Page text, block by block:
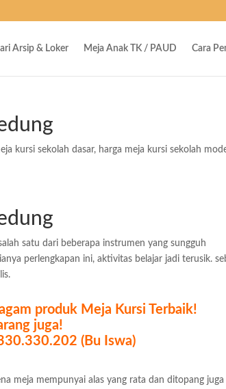
Arsip & Loker Meja Anak TK / PAUD Cara
kursi sekolah dasar, harga meja kursi sekolah
satu dari beberapa instrumen yang sungguh
perlengkapan ini, aktivitas belajar jadi terusik.
produk Meja Kursi Terbaik!
juga!
(Bu Iswa)
meja mempunyai alas yang rata dan ditopang juga